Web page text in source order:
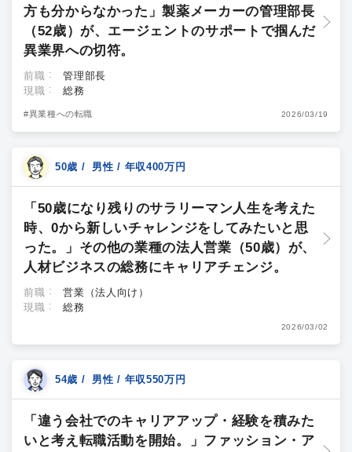
方も分からなかった」製薬メーカーの管理部長
（52歳）が、エージェントのサポートで掴んだ
異業界への切符。
前職
管理部長
現職
総務
#異業種への転職 2026/03/19
50歳 / 男性 / 年収400万円
「50歳になり残りのサラリーマン人生を考えた
時、0から新しいチャレンジをしてみたいと思
った。」その他の業種の法人営業（50歳）が、
人材ビジネスの総務にキャリアチェンジ。
前職
営業（法人向け）
現職
総務
2026/03/02
54歳 / 男性 / 年収550万円
「違う会社でのキャリアアップ・経験を積みた
いと考え転職活動を開始。」ファッション・ア